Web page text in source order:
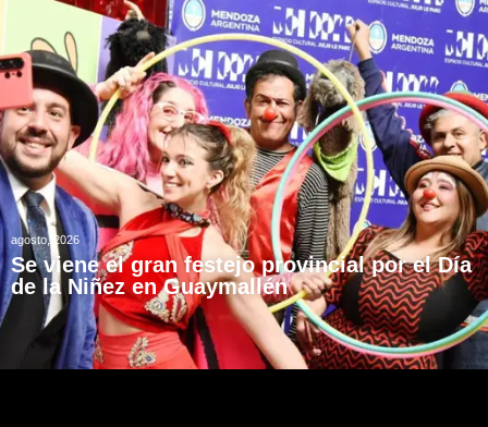
agosto, 2026
Se viene el gran festejo provincial por el Día
de la Niñez en Guaymallén